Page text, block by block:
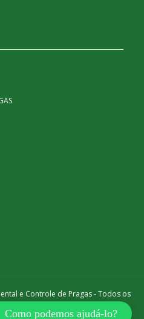
e Controle de Pragas - Todos os
BRASIL
Como podemos ajudá-lo?